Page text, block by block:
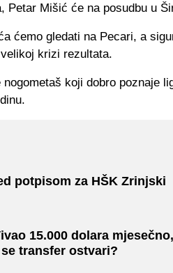
Petar Mišić će na posudbu u
ćemo gledati na Pecari, a
krizi rezultata.
koji dobro poznaje
potpisom za HŠK Zrinjski
15.000 dolara mjesečno,
transfer ostvari?